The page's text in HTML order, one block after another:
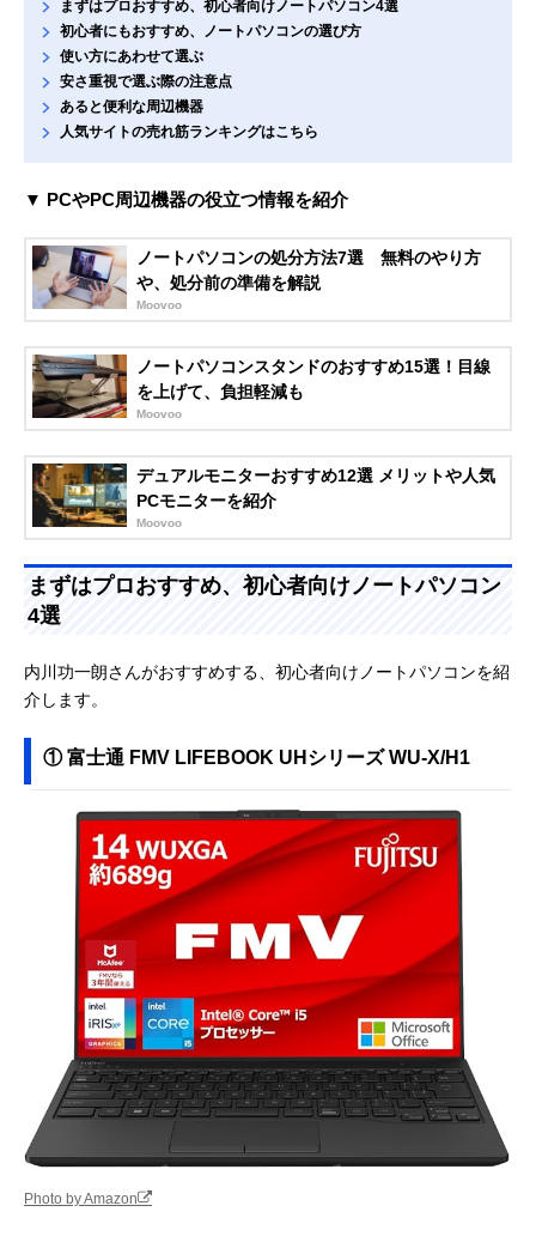
まずはプロおすすめ、初心者向けノートパソコン4選
初心者にもおすすめ、ノートパソコンの選び方
使い方にあわせて選ぶ
安さ重視で選ぶ際の注意点
あると便利な周辺機器
人気サイトの売れ筋ランキングはこちら
▼ PCやPC周辺機器の役立つ情報を紹介
ノートパソコンの処分方法7選 無料のやり方
や、処分前の準備を解説
Moovoo
ノートパソコンスタンドのおすすめ15選！目線
を上げて、負担軽減も
Moovoo
デュアルモニターおすすめ12選 メリットや人気
PCモニターを紹介
Moovoo
まずはプロおすすめ、初心者向けノートパソコン
4選
内川功一朗さんがおすすめする、初心者向けノートパソコンを紹
介します。
① 富士通 FMV LIFEBOOK UHシリーズ WU-X/H1
Photo by Amazon